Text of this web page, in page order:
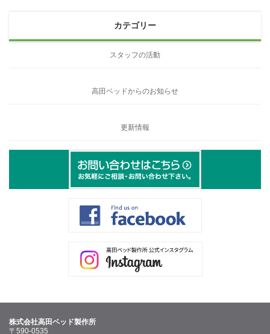
カテゴリー
スタッフの活動
高田ベッドからのお知らせ
更新情報
株式会社高田ベッド製作所
〒590-0535